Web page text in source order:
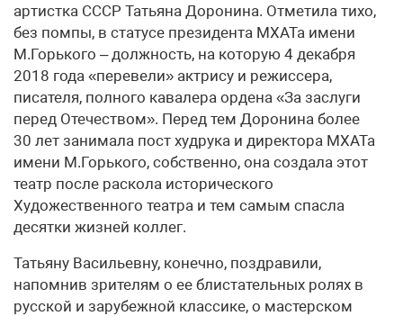
артистка СССР Татьяна Доронина. Отметила тихо,
без помпы, в статусе президента МХАТа имени
М.Горького – должность, на которую 4 декабря
2018 года «перевели» актрису и режиссера,
писателя, полного кавалера ордена «За заслуги
перед Отечеством». Перед тем Доронина более
30 лет занимала пост худрука и директора МХАТа
имени М.Горького, собственно, она создала этот
театр после раскола исторического
Художественного театра и тем самым спасла
десятки жизней коллег.
Татьяну Васильевну, конечно, поздравили,
напомнив зрителям о ее блистательных ролях в
русской и зарубежной классике, о мастерском